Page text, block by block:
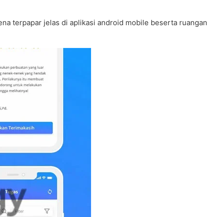
terpapar jelas di aplikasi android mobile beserta ruangan